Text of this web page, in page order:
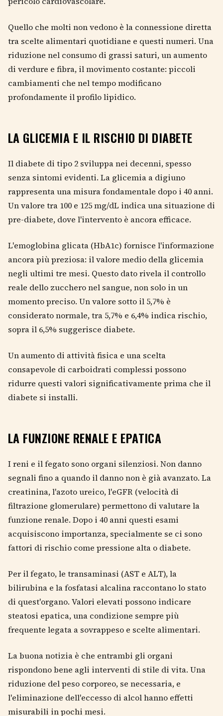
Quello che molti non vedono è la connessione diretta
tra scelte alimentari quotidiane e questi numeri. Una
riduzione nel consumo di grassi saturi, un aumento
di verdure e fibra, il movimento costante: piccoli
cambiamenti che nel tempo modificano
profondamente il profilo lipidico.
LA GLICEMIA E IL RISCHIO DI DIABETE
Il diabete di tipo 2 sviluppa nei decenni, spesso
senza sintomi evidenti. La glicemia a digiuno
rappresenta una misura fondamentale dopo i 40 anni.
Un valore tra 100 e 125 mg/dL indica una situazione di
pre-diabete, dove l'intervento è ancora efficace.
L'emoglobina glicata (HbA1c) fornisce l'informazione
ancora più preziosa: il valore medio della glicemia
negli ultimi tre mesi. Questo dato rivela il controllo
reale dello zucchero nel sangue, non solo in un
momento preciso. Un valore sotto il 5,7% è
considerato normale, tra 5,7% e 6,4% indica rischio,
sopra il 6,5% suggerisce diabete.
Un aumento di attività fisica e una scelta
consapevole di carboidrati complessi possono
ridurre questi valori significativamente prima che il
diabete si installi.
LA FUNZIONE RENALE E EPATICA
I reni e il fegato sono organi silenziosi. Non danno
segnali fino a quando il danno non è già avanzato. La
creatinina, l'azoto ureico, l'eGFR (velocità di
filtrazione glomerulare) permettono di valutare la
funzione renale. Dopo i 40 anni questi esami
acquisiscono importanza, specialmente se ci sono
fattori di rischio come pressione alta o diabete.
Per il fegato, le transaminasi (AST e ALT), la
bilirubina e la fosfatasi alcalina raccontano lo stato
di quest'organo. Valori elevati possono indicare
steatosi epatica, una condizione sempre più
frequente legata a sovrappeso e scelte alimentari.
La buona notizia è che entrambi gli organi
rispondono bene agli interventi di stile di vita. Una
riduzione del peso corporeo, se necessaria, e
l'eliminazione dell'eccesso di alcol hanno effetti
misurabili in pochi mesi.